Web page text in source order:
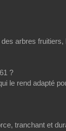
arbres
?
le rend adapté
tranchant et